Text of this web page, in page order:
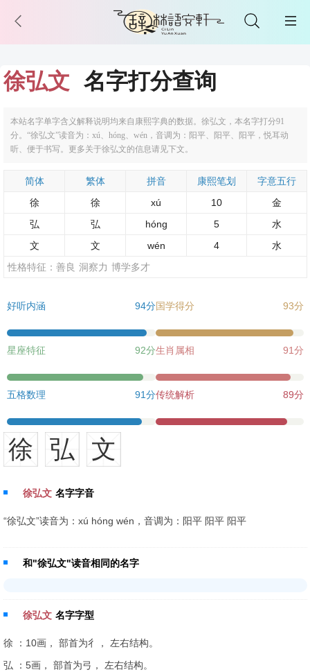
徐弘文 名字打分查询
本站名字单字含义解释说明均来自康熙字典的数据。徐弘文，本名字打分91
分。“徐弘文”读音为：xú、hóng、wén，音调为：阳平、阳平、阳平，悦耳动
听、便于书写。更多关于徐弘文的信息请见下文。
简体 繁体 拼音 康熙笔划
字意五行
徐
徐 xú 10
金
弘
弘 hóng 5
水
文
文 wén 4
水
性格特征： 善良 洞察力 博学多才
好听内涵 94分国学得分 93分
星座特征 92分生肖属相 91分
五格数理 91分传统解析 89分
徐 弘 文
徐弘文 名字字音
“徐弘文”读音为：xú hóng wén，音调为：阳平 阳平 阳平
和"徐弘文"读音相同的名字
徐弘文 名字字型
徐 ：10画， 部首为彳， 左右结构。
弘 ：5画， 部首为弓， 左右结构。